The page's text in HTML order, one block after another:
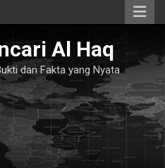
Al Haq
dan Fakta yang Nyata